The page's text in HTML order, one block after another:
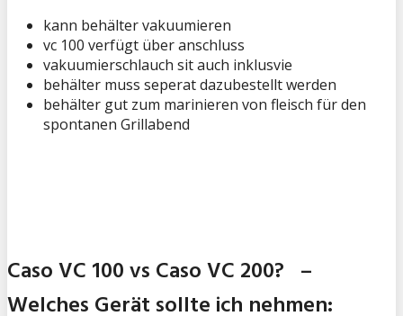
kann behälter vakuumieren
vc 100 verfügt über anschluss
vakuumierschlauch sit auch inklusvie
behälter muss seperat dazubestellt werden
behälter gut zum marinieren von fleisch für den
spontanen Grillabend
Caso VC 100 vs Caso VC 200? –
Welches Gerät sollte ich nehmen: